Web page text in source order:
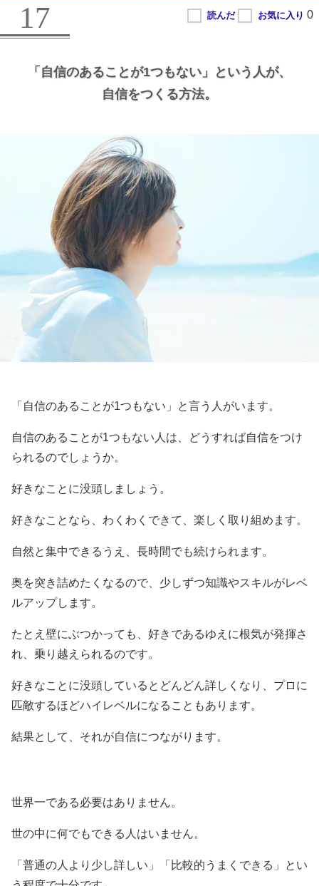
17
「自信のあることが1つもない」という人が、
自信をつくる方法。
「自信のあることが1つもない」と言う人がいます。
自信のあることが1つもない人は、どうすれば自信をつけ
られるのでしょうか。
好きなことに没頭しましょう。
好きなことなら、わくわくできて、楽しく取り組めます。
自然と集中できるうえ、長時間でも続けられます。
奥を突き詰めたくなるので、少しずつ知識やスキルがレベ
ルアップします。
たとえ壁にぶつかっても、好きであるゆえに根気が発揮さ
れ、乗り越えられるのです。
好きなことに没頭しているとどんどん詳しくなり、プロに
匹敵するほどハイレベルになることもあります。
結果として、それが自信につながります。
世界一である必要はありません。
世の中に何でもできる人はいません。
「普通の人より少し詳しい」「比較的うまくできる」とい